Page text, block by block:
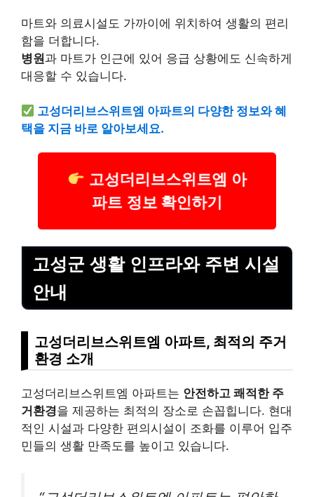
마트와 의료시설도 가까이에 위치하여 생활의 편리
함을 더합니다.
병원과 마트가 인근에 있어 응급 상황에도 신속하게
대응할 수 있습니다.
고성더리브스위트엠 아파트의 다양한 정보와 혜
택을 지금 바로 알아보세요.
고성더리브스위트엠 아
파트 정보 확인하기
고성군 생활 인프라와 주변 시설
안내
고성더리브스위트엠 아파트, 최적의 주거
환경 소개
고성더리브스위트엠 아파트는 안전하고 쾌적한 주
거환경을 제공하는 최적의 장소로 손꼽힙니다. 현대
적인 시설과 다양한 편의시설이 조화를 이루어 입주
민들의 생활 만족도를 높이고 있습니다.